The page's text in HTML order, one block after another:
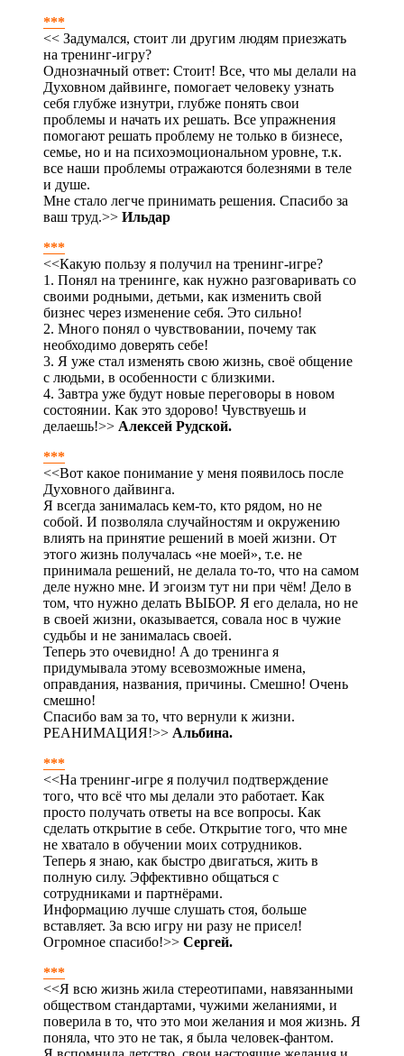
***
<< Задумался, стоит ли другим людям приезжать
на тренинг-игру?
Однозначный ответ: Стоит! Все, что мы делали на
Духовном дайвинге, помогает человеку узнать
себя глубже изнутри, глубже понять свои
проблемы и начать их решать. Все упражнения
помогают решать проблему не только в бизнесе,
семье, но и на психоэмоциональном уровне, т.к.
все наши проблемы отражаются болезнями в теле
и душе.
Мне стало легче принимать решения. Спасибо за
ваш труд.>> Ильдар
***
<<Какую пользу я получил на тренинг-игре?
1. Понял на тренинге, как нужно разговаривать со
своими родными, детьми, как изменить свой
бизнес через изменение себя. Это сильно!
2. Много понял о чувствовании, почему так
необходимо доверять себе!
3. Я уже стал изменять свою жизнь, своё общение
с людьми, в особенности с близкими.
4. Завтра уже будут новые переговоры в новом
состоянии. Как это здорово! Чувствуешь и
делаешь!>> Алексей Рудской.
***
<<Вот какое понимание у меня появилось после
Духовного дайвинга.
Я всегда занималась кем-то, кто рядом, но не
собой. И позволяла случайностям и окружению
влиять на принятие решений в моей жизни. От
этого жизнь получалась «не моей», т.е. не
принимала решений, не делала то-то, что на самом
деле нужно мне. И эгоизм тут ни при чём! Дело в
том, что нужно делать ВЫБОР. Я его делала, но не
в своей жизни, оказывается, совала нос в чужие
судьбы и не занималась своей.
Теперь это очевидно! А до тренинга я
придумывала этому всевозможные имена,
оправдания, названия, причины. Смешно! Очень
смешно!
Спасибо вам за то, что вернули к жизни.
РЕАНИМАЦИЯ!>> Альбина.
***
<<На тренинг-игре я получил подтверждение
того, что всё что мы делали это работает. Как
просто получать ответы на все вопросы. Как
сделать открытие в себе. Открытие того, что мне
не хватало в обучении моих сотрудников.
Теперь я знаю, как быстро двигаться, жить в
полную силу. Эффективно общаться с
сотрудниками и партнёрами.
Информацию лучше слушать стоя, больше
вставляет. За всю игру ни разу не присел!
Огромное спасибо!>> Сергей.
***
<<Я всю жизнь жила стереотипами, навязанными
обществом стандартами, чужими желаниями, и
поверила в то, что это мои желания и моя жизнь. Я
поняла, что это не так, я была человек-фантом.